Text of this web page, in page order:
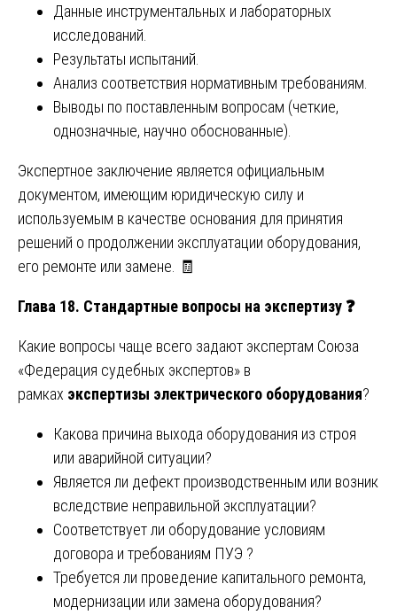
Данные инструментальных и лабораторных
исследований.
Результаты испытаний.
Анализ соответствия нормативным требованиям.
Выводы по поставленным вопросам (четкие,
однозначные, научно обоснованные).
Экспертное заключение является официальным
документом, имеющим юридическую силу и
используемым в качестве основания для принятия
решений о продолжении эксплуатации оборудования,
его ремонте или замене. 🧾
Глава 18. Стандартные вопросы на экспертизу ❓
Какие вопросы чаще всего задают экспертам Союза
«Федерация судебных экспертов» в
рамках экспертизы электрического оборудования?
Какова причина выхода оборудования из строя
или аварийной ситуации?
Является ли дефект производственным или возник
вследствие неправильной эксплуатации?
Соответствует ли оборудование условиям
договора и требованиям ПУЭ ?
Требуется ли проведение капитального ремонта,
модернизации или замена оборудования?